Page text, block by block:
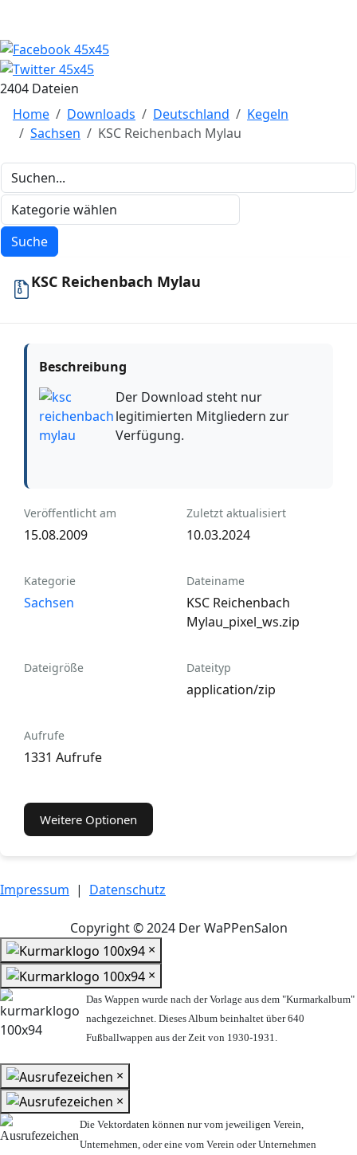
2404 Dateien
Home
Downloads Deutschland
Kegeln
Sachsen
KSC Reichenbach Mylau
KSC Reichenbach Mylau
Beschreibung
Der Download steht nur
legitimierten Mitgliedern zur
Verfügung.
Veröffentlicht am
15.08.2009
Zuletzt aktualisiert
10.03.2024
Kategorie
Sachsen
Dateiname
KSC Reichenbach
Mylau_pixel_ws.zip
Dateigröße Dateityp
application/zip
Aufrufe
1331 Aufrufe
Weitere Optionen
Impressum | Datenschutz
Copyright © 2024 Der WaPPenSalon
×
×
Das Wappen wurde nach der Vorlage aus dem "Kurmarkalbum"
nachgezeichnet. Dieses Album beinhaltet über 640
Fußballwappen aus der Zeit von 1930-1931.
×
×
Die Vektordaten können nur vom jeweiligen Verein,
Unternehmen, oder eine vom Verein oder Unternehmen